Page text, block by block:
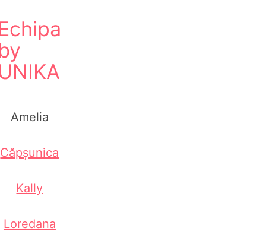
Amelia
Căpșunica
Kally
Loredana